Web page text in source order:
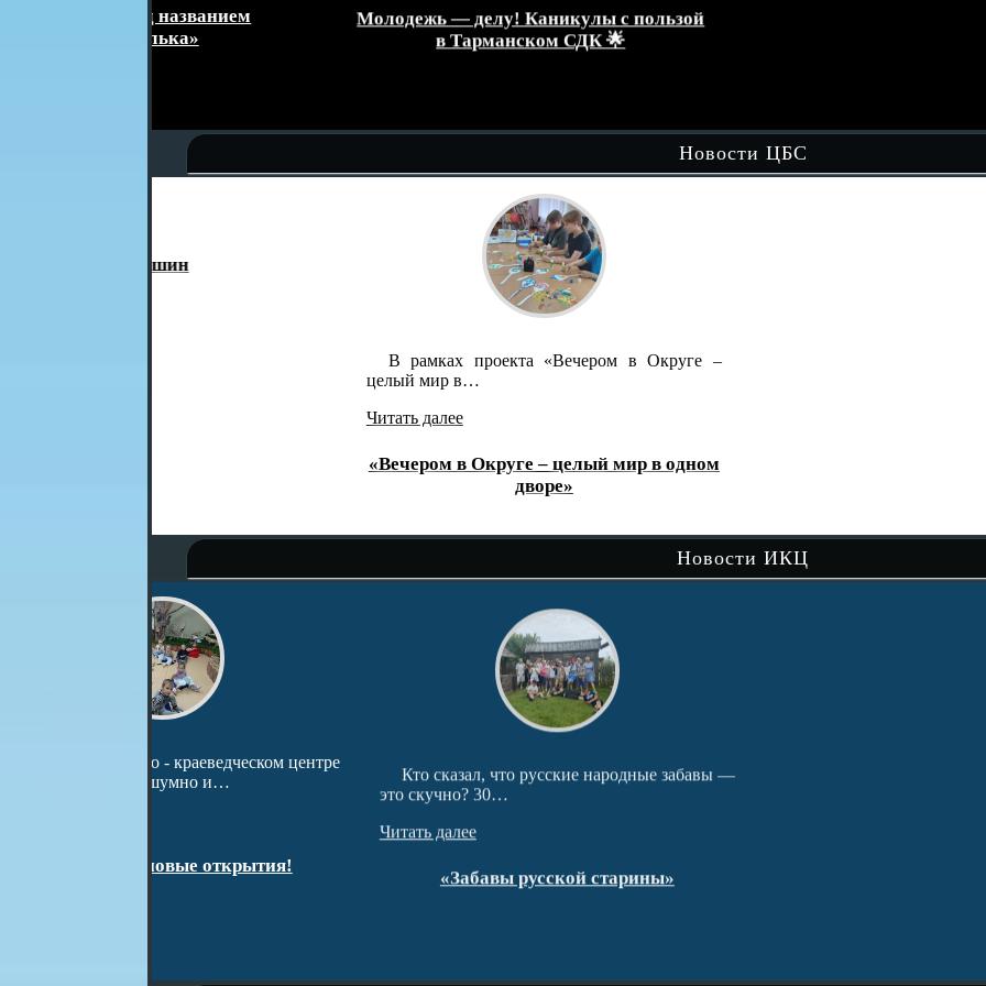
Молодежь — делу! Каникулы с пользой
в Тарманском СДК 🌟
Новости ЦБС
В рамках проекта «Вечером в Округе –
«Вечером в Округе – целый мир в одном
В рамках вечерней досуговой площадки
«Домбра и легенда: голос степи»
Новости ИКЦ
Кто сказал, что русские народные забавы —
это скучно? 30…
«Забавы русской старины»
проекта «Сибири долька — Нижняя Тавда»
Путешествие по святым местам округа.